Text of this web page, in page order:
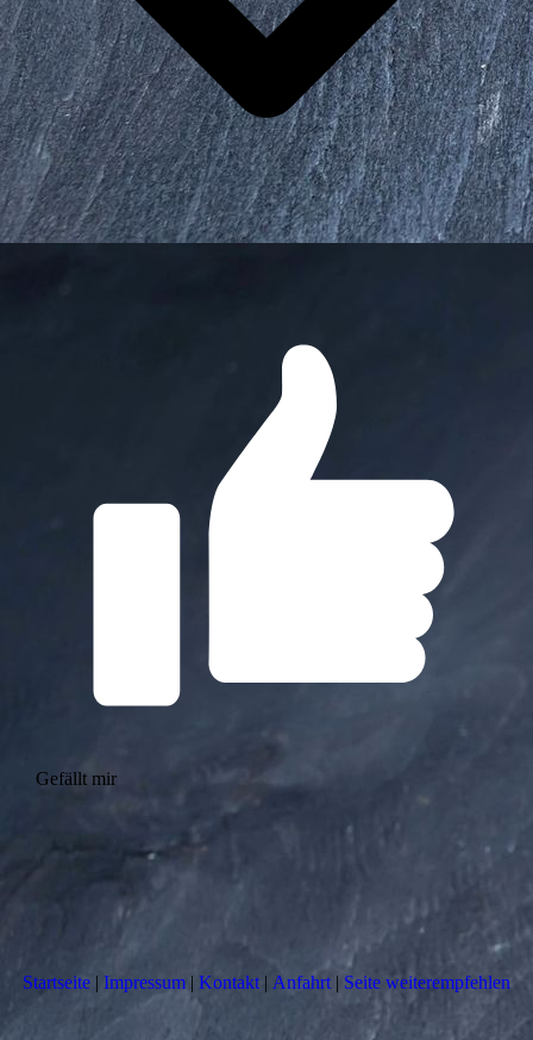
Gefällt mir
Startseite | Impressum | Kontakt | Anfahrt | Seite weiterempfehlen